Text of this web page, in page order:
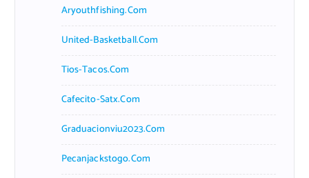
Aryouthfishing.com
United-Basketball.com
Tios-Tacos.com
Cafecito-Satx.com
Graduacionviu2023.com
Pecanjackstogo.com